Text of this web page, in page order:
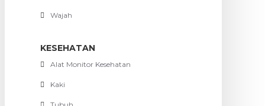
Wajah
KESEHATAN
Alat Monitor Kesehatan
Kaki